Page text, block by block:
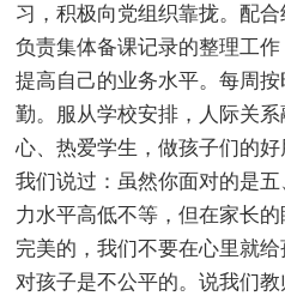
习，积极向党组织靠拢。配
负责集体备课记录的整理工
提高自己的业务水平。每周
勤。服从学校安排，人际关
心、热爱学生，做孩子们的
我们说过：虽然你面对的是
力水平高低不等，但在家长
完美的，我们不要在心里就
对孩子是不公平的。说我们